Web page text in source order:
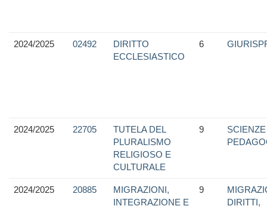
2024/2025 02492
DIRITTO
ECCLESIASTICO
6
2024/2025 22705
TUTELA DEL
PLURALISMO
RELIGIOSO E
CULTURALE
9
SCIENZE
2024/2025 20885
MIGRAZIONI,
INTEGRAZIONE E
9
DIRITTI,